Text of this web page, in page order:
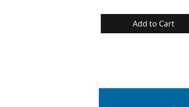
Add to Cart